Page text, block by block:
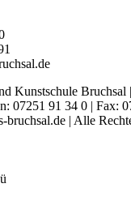
Kunstschule Bruchsal
07251 91 34 0 | Fax:
bruchsal.de | Alle